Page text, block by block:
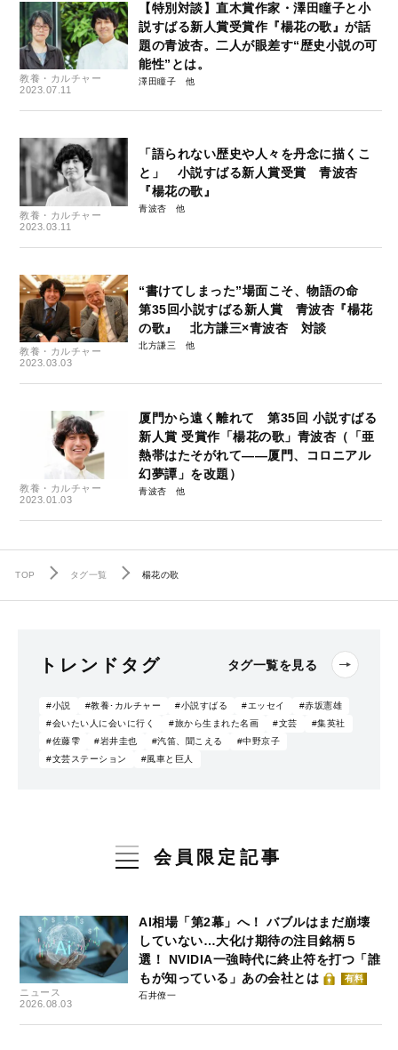
教養・カルチャー
2023.07.11
【特別対談】直木賞作家・澤田瞳子と小
説すばる新人賞受賞作『楊花の歌』が話
題の青波杏。二人が眼差す“歴史小説の可
能性”とは。
澤田瞳子
教養・カルチャー
2023.03.11
「語られない歴史や人々を丹念に描くこ
と」 小説すばる新人賞受賞 青波杏
『楊花の歌』
青波杏
教養・カルチャー
2023.03.03
“書けてしまった”場面こそ、物語の命
第35回小説すばる新人賞 青波杏『楊花
の歌』 北方謙三×青波杏 対談
北方謙三
教養・カルチャー
2023.01.03
厦門から遠く離れて 第35回 小説すばる
新人賞 受賞作「楊花の歌」青波杏（「亜
熱帯はたそがれて――厦門、コロニアル
幻夢譚」を改題）
青波杏
TOP タグ一覧 楊花の歌
トレンドタグ タグ一覧を見る
#小説 #教養･カルチャー #小説すばる #エッセイ
#赤坂憲雄
#会いたい人に会いに行く
#旅から生まれた名画 #文芸
#集英社
#佐藤雫
#岩井圭也 #汽笛、聞こえる
#中野京子
#文芸ステーション
#風車と巨人
会員限定記事
ニュース
2026.08.03
AI相場「第2幕」へ！ バブルはまだ崩壊
していない…大化け期待の注目銘柄５
選！ NVIDIA一強時代に終止符を打つ「誰
もが知っている」あの会社とは
有料
石井僚一